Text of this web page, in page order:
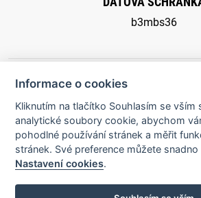
Informace o cookies
Kliknutím na tlačítko Souhlasím se vším
analytické soubory cookie, abychom
pohodlné používání stránek a měřit
stránek. Své preference můžete
Nastavení cookies.
b3mbs36
© 2026 Město Bystřice nad
vyhrazena |Prohlášení o